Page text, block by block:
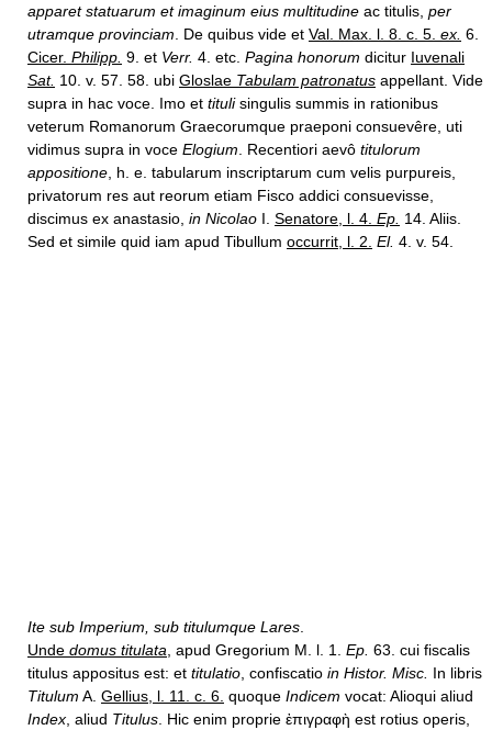
apparet statuarum et imaginum eius multitudine ac titulis, per
utramque provinciam . De quibus vide et Val. Max. l. 8. c. 5. ex. 6.
Cicer. Philipp. 9. et Verr. 4. etc. Pagina honorum dicitur Iuvenali
Sat. 10. v. 57. 58. ubi Gloslae Tabulam patronatus appellant. Vide
supra in hac voce. Imo et titulisingulis summis in rationibus
veterum Romanorum Graecorumque praeponi consuevêre, uti
vidimus supra in voce Elogium . Recentiori aevô titulorum
appositione , h. e. tabularum inscriptarum cum velis purpureis,
privatorum res aut reorum etiam Fisco addici consuevisse,
discimus ex anastasio, in Nicolao I. Senatore, l. 4. Ep. 14. Aliis.
Sed et simile quid iam apud Tibullum occurrit, l. 2. El. 4. v. 54.
Ite sub Imperium, sub titulumque Lares
Unde domus titulata apud Gregorium M. l. 1. Ep. 63. cui fiscalis
titulus appositus est: et titulatio , confiscatio in Histor. Misc. In libris
Titulum A. Gellius, l. 11. c. 6. quoque Indicem vocat: Alioqui aliud
Index , aliud Titulus . Hic enim proprie ἐπιγραφὴ est rotius operis,